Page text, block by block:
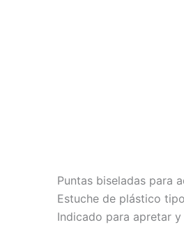
Puntas biseladas para
Estuche de plástico
Indicado para apretar